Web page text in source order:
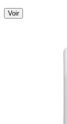
Voir